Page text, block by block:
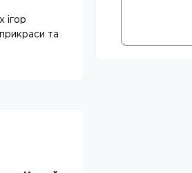
ігор
та